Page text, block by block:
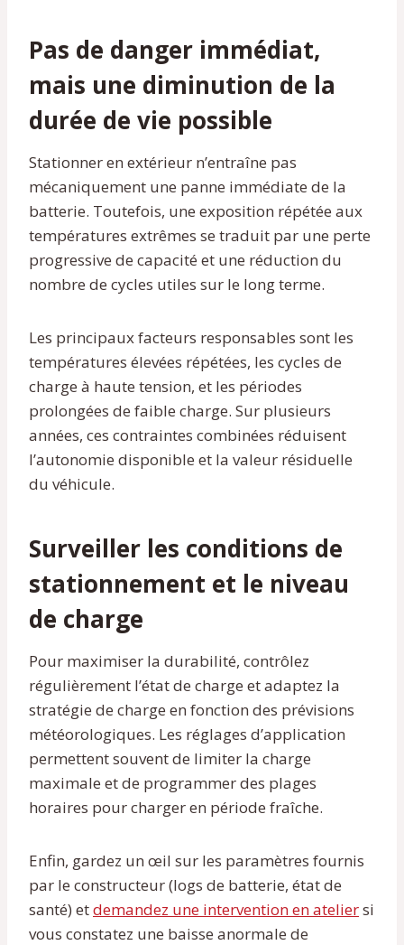
Pas de danger immédiat,
mais une diminution de la
durée de vie possible
Stationner en extérieur n’entraîne pas
mécaniquement une panne immédiate de la
batterie. Toutefois, une exposition répétée aux
températures extrêmes se traduit par une perte
progressive de capacité et une réduction du
nombre de cycles utiles sur le long terme.
Les principaux facteurs responsables sont les
températures élevées répétées, les cycles de
charge à haute tension, et les périodes
prolongées de faible charge. Sur plusieurs
années, ces contraintes combinées réduisent
l’autonomie disponible et la valeur résiduelle
du véhicule.
Surveiller les conditions de
stationnement et le niveau
de charge
Pour maximiser la durabilité, contrôlez
régulièrement l’état de charge et adaptez la
stratégie de charge en fonction des prévisions
météorologiques. Les réglages d’application
permettent souvent de limiter la charge
maximale et de programmer des plages
horaires pour charger en période fraîche.
Enfin, gardez un œil sur les paramètres fournis
par le constructeur (logs de batterie, état de
santé) etdemandez une intervention en ateliersi
vous constatez une baisse anormale de